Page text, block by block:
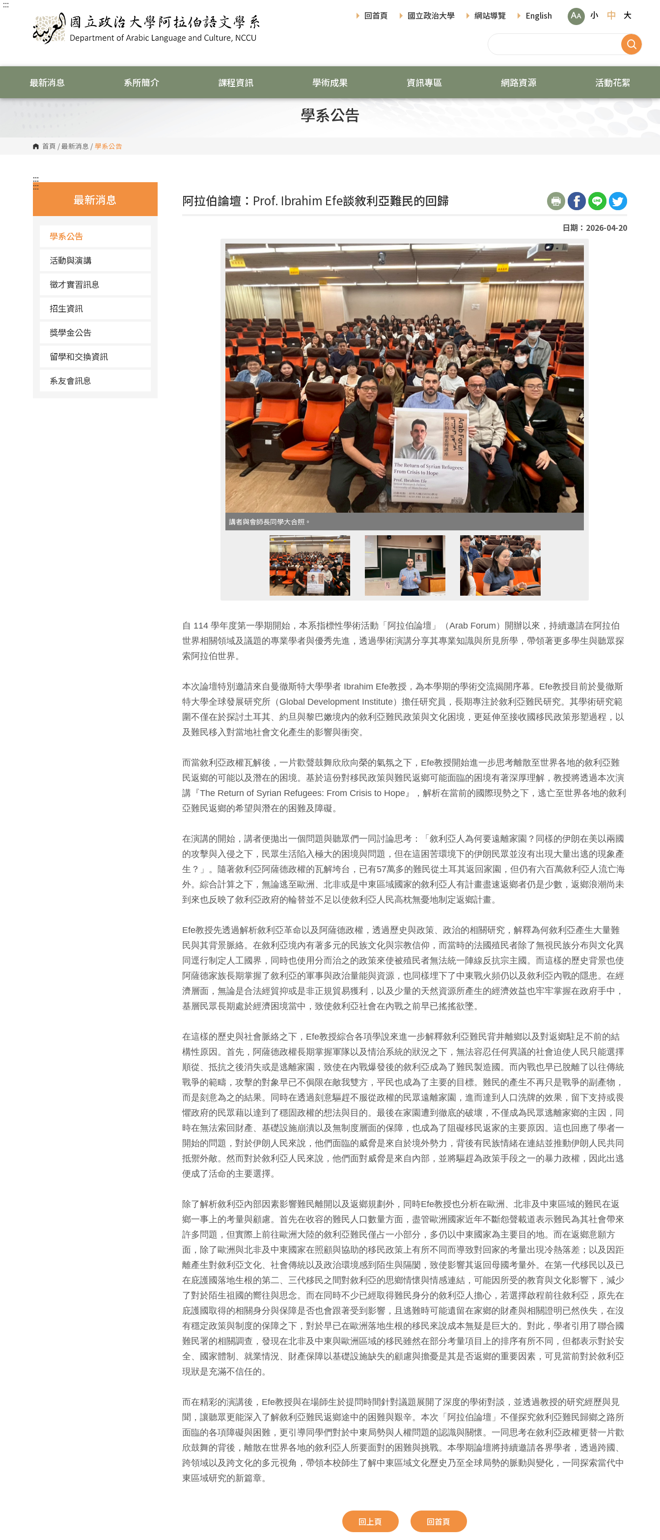
跳
:::
回首頁
國立政治大學 網站導覽 English 小 中 大
最新消息 系所簡介 課程資訊 學術成果 資訊專區 網路資源 活動花絮
學系公告
首頁 /最新消息 / 學系公告
:::
最新消息
學系公告
活動與演講
徵才實習訊息
招生資訊
獎學金公告
留學和交換資訊
系友會訊息
:::
阿拉伯論壇： Prof. Ibrahim Efe談敘利亞難民的回歸
日期：2026-04-20
講者與會師長同學大合照。
自 114 學年度第一學期開始，本系指標性學術活動「阿拉伯論壇」（Arab Forum）開辦以來，持續邀請在阿拉伯
世界相關領域及議題的專業學者與優秀先進，透過學術演講分享其專業知識與所見所學，帶領著更多學生與聽眾探
索阿拉伯世界。
本次論壇特別邀請來自曼徹斯特大學學者 Ibrahim Efe教授，為本學期的學術交流揭開序幕。Efe教授目前於曼徹斯
特大學全球發展研究所（Global Development Institute）擔任研究員，長期專注於敘利亞難民研究。其學術研究範
圍不僅在於探討土耳其、約旦與黎巴嫩境內的敘利亞難民政策與文化困境，更延伸至接收國移民政策形塑過程，以
及難民移入對當地社會文化產生的影響與衝突。
而當敘利亞政權瓦解後，一片歡聲鼓舞欣欣向榮的氣氛之下，Efe教授開始進一步思考離散至世界各地的敘利亞難
民返鄉的可能以及潛在的困境。基於這份對移民政策與難民返鄉可能面臨的困境有著深厚理解，教授將透過本次演
講『The Return of Syrian Refugees: From Crisis to Hope』，解析在當前的國際現勢之下，逃亡至世界各地的敘利
亞難民返鄉的希望與潛在的困難及障礙。
在演講的開始，講者便拋出一個問題與聽眾們一同討論思考：「敘利亞人為何要遠離家園？同樣的伊朗在美以兩國
的攻擊與入侵之下，民眾生活陷入極大的困境與問題，但在這困苦環境下的伊朗民眾並沒有出現大量出逃的現象產
生？」。隨著敘利亞阿薩德政權的瓦解垮台，已有57萬多的難民從土耳其返回家園，但仍有六百萬敘利亞人流亡海
外。綜合計算之下，無論逃至歐洲、北非或是中東區域國家的敘利亞人有計畫盡速返鄉者仍是少數，返鄉浪潮尚未
到來也反映了敘利亞政府的輪替並不足以使敘利亞人民高枕無憂地制定返鄉計畫。
Efe教授先透過解析敘利亞革命以及阿薩德政權，透過歷史與政策、政治的相關研究，解釋為何敘利亞產生大量難
民與其背景脈絡。在敘利亞境內有著多元的民族文化與宗教信仰，而當時的法國殖民者除了無視民族分布與文化異
同逕行制定人工國界，同時也使用分而治之的政策來使被殖民者無法統一陣線反抗宗主國。而這樣的歷史背景也使
阿薩德家族長期掌握了敘利亞的軍事與政治量能與資源，也同樣埋下了中東戰火頻仍以及敘利亞內戰的隱患。在經
濟層面，無論是合法經貿抑或是非正規貿易獲利，以及少量的天然資源所產生的經濟效益也牢牢掌握在政府手中，
基層民眾長期處於經濟困境當中，致使敘利亞社會在內戰之前早已搖搖欲墜。
在這樣的歷史與社會脈絡之下，Efe教授綜合各項學說來進一步解釋敘利亞難民背井離鄉以及對返鄉駐足不前的結
構性原因。首先，阿薩德政權長期掌握軍隊以及情治系統的狀況之下，無法容忍任何異議的社會迫使人民只能選擇
順從、抵抗之後消失或是逃離家園，致使在內戰爆發後的敘利亞成為了難民製造國。而內戰也早已脫離了以往傳統
戰爭的範疇，攻擊的對象早已不侷限在敵我雙方，平民也成為了主要的目標。難民的產生不再只是戰爭的副產物，
而是刻意為之的結果。同時在透過刻意驅趕不服從政權的民眾遠離家園，進而達到人口洗牌的效果，留下支持或畏
懼政府的民眾藉以達到了穩固政權的想法與目的。最後在家園遭到徹底的破壞，不僅成為民眾逃離家鄉的主因，同
時在無法索回財產、基礎設施崩潰以及無制度層面的保障，也成為了阻礙移民返家的主要原因。這也回應了學者一
開始的問題，對於伊朗人民來說，他們面臨的威脅是來自於境外勢力，背後有民族情緒在連結並推動伊朗人民共同
抵禦外敵。然而對於敘利亞人民來說，他們面對威脅是來自內部，並將驅趕為政策手段之一的暴力政權，因此出逃
便成了活命的主要選擇。
除了解析敘利亞內部因素影響難民離開以及返鄉規劃外，同時Efe教授也分析在歐洲、北非及中東區域的難民在返
鄉一事上的考量與顧慮。首先在收容的難民人口數量方面，盡管歐洲國家近年不斷怨聲載道表示難民為其社會帶來
許多問題，但實際上前往歐洲大陸的敘利亞難民僅占一小部分，多仍以中東國家為主要目的地。而在返鄉意願方
面，除了歐洲與北非及中東國家在照顧與協助的移民政策上有所不同而導致對回家的考量出現冷熱落差；以及因距
離產生對敘利亞文化、社會傳統以及政治環境感到陌生與隔閡，致使影響其返回母國考量外。在第一代移民以及已
在庇護國落地生根的第二、三代移民之間對敘利亞的思鄉情懷與情感連結，可能因所受的教育與文化影響下，減少
了對於陌生祖國的嚮往與思念。而在同時不少已經取得難民身分的敘利亞人擔心，若選擇啟程前往敘利亞，原先在
庇護國取得的相關身分與保障是否也會跟著受到影響，且逃難時可能遺留在家鄉的財產與相關證明已然佚失，在沒
有穩定政策與制度的保障之下，對於早已在歐洲落地生根的移民來說成本無疑是巨大的。對此，學者引用了聯合國
難民署的相關調查，發現在北非及中東與歐洲區域的移民雖然在部分考量項目上的排序有所不同，但都表示對於安
全、國家體制、就業情況、財產保障以基礎設施缺失的顧慮與擔憂是其是否返鄉的重要因素，可見當前對於敘利亞
現狀是充滿不信任的。
而在精彩的演講後，Efe教授與在場師生於提問時間針對議題展開了深度的學術對談，並透過教授的研究經歷與見
聞，讓聽眾更能深入了解敘利亞難民返鄉途中的困難與艱辛。本次「阿拉伯論壇」不僅探究敘利亞難民歸鄉之路所
面臨的各項障礙與困難，更引導同學們對於中東局勢與人權問題的認識與關懷。一同思考在敘利亞政權更替一片歡
欣鼓舞的背後，離散在世界各地的敘利亞人所要面對的困難與挑戰。本學期論壇將持續邀請各界學者，透過跨國、
跨領域以及跨文化的多元視角，帶領本校師生了解中東區域文化歷史乃至全球局勢的脈動與變化，一同探索當代中
東區域研究的新篇章。
回上頁 回首頁